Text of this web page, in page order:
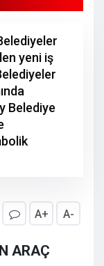
yeni iş
Belediye
A+ A-
ARAÇ